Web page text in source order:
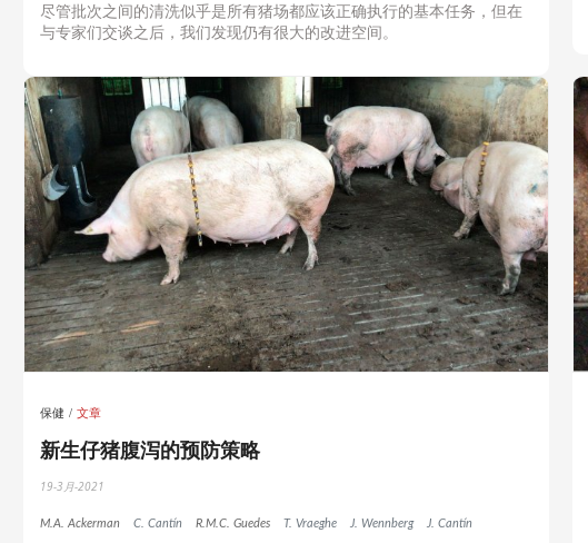
尽管批次之间的清洗似乎是所有猪场都应该正确执行的基本任务，但在
与专家们交谈之后，我们发现仍有很大的改进空间。
保健 文章
新生仔猪腹泻的预防策略
19-3月-2021
M.A. Ackerman C. Cantín R.M.C. Guedes T. Vraeghe J. Wennberg J. Cantín